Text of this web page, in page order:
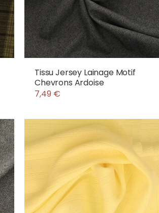
Tissu Jersey Lainage Motif
Chevrons Ardoise
7,49 €